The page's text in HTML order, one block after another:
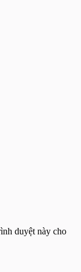
duyệt này cho